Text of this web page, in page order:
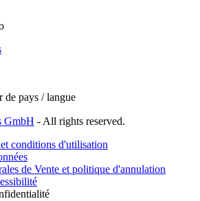
de pays / langue
GmbH - All rights reserved.
conditions d'utilisation
de Vente et politique d'annulation